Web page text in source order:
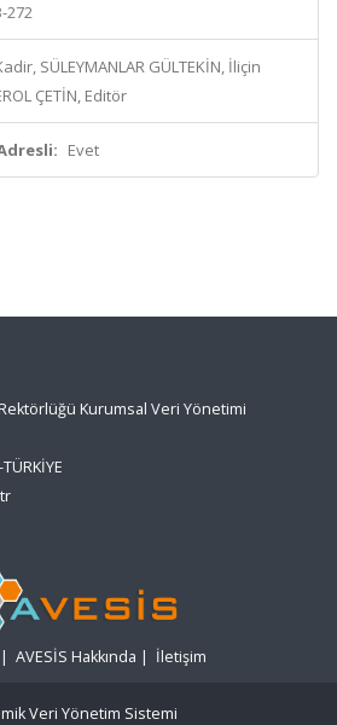
272
SÜLEYMANLAR GÜLTEKİN, İliçin
ÇETİN, Editör
Evet
Kurumsal Veri Yönetimi
| AVESİS Hakkında | İletişim
Veri Yönetim Sistemi